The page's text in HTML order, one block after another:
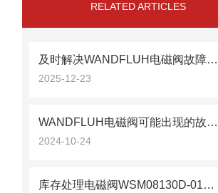
RELATED ARTICLES
及时解决WANDFLUH电磁阀故障是保障工艺连续性的关键
2025-12-23
WANDFLUH电磁阀可能出现的故障相应解决方法分享
2024-10-24
库存处理电磁阀WSM08130D-01M-C-N-24DG